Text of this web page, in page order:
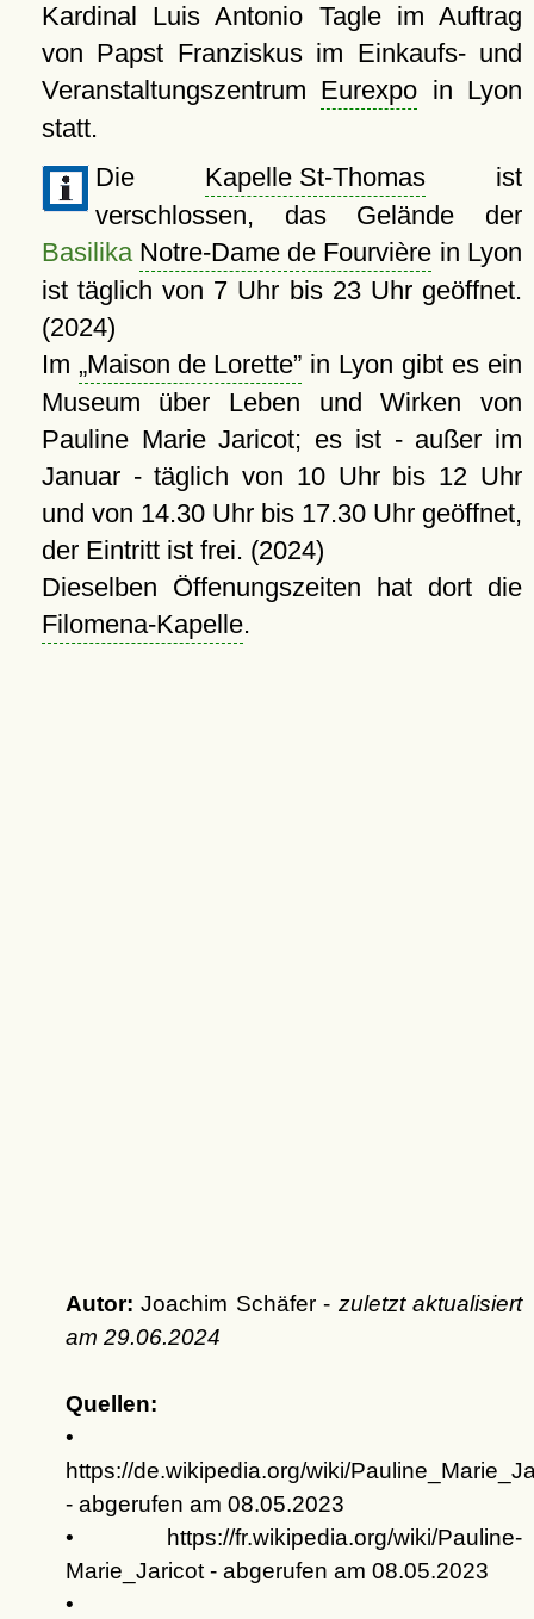
Kardinal Luis Antonio Tagle im Auftrag
von Papst Franziskus im Einkaufs- und
Veranstaltungszentrum Eurexpo in Lyon
statt.
Die Kapelle St-Thomasist
verschlossen, das Gelände der
Basilika Notre-Dame de Fourvière in Lyon
ist täglich von 7 Uhr bis 23 Uhr geöffnet.
(2024)
Im Maison de Lorette in Lyon gibt es ein
Museum über Leben und Wirken von
Pauline Marie Jaricot; es ist - außer im
Januar - täglich von 10 Uhr bis 12 Uhr
und von 14.30 Uhr bis 17.30 Uhr geöffnet,
der Eintritt ist frei. (2024)
Dieselben Öffenungszeiten hat dort die
Filomena-Kapelle.
Autor: Joachim Schäfer - zuletzt aktualisiert
am 29.06.2024
Quellen:
•
https://de.wikipedia.org/wiki/
- abgerufen am 08.05.2023
• https://fr.wikipedia.org/wiki/Pauline-
Marie_Jaricot - abgerufen am 08.05.2023
•